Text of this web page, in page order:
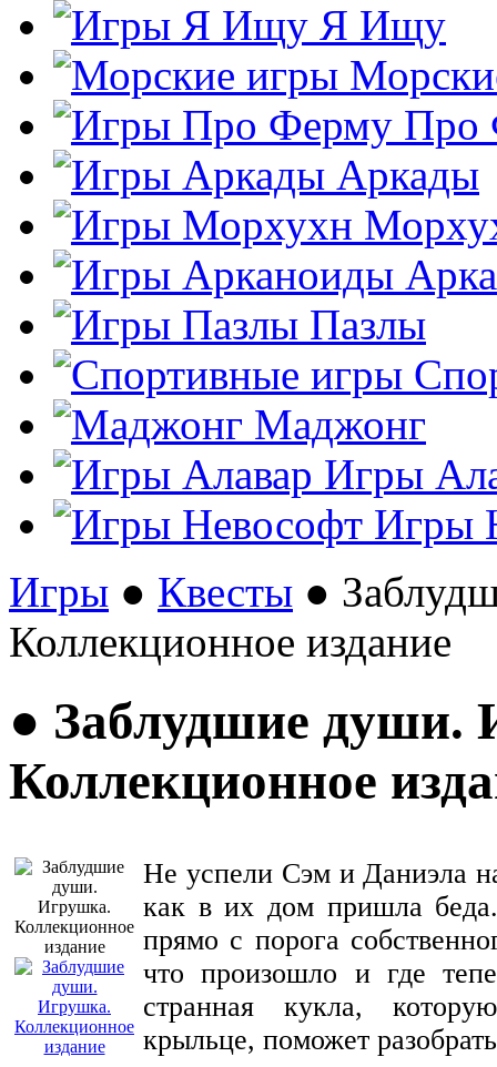
Я Ищу
Про
Аркады
Пазлы
Маджонг
Игры
Игры
Игры ● Квесты ●
Коллекционное издание
● Заблудшие души.
Коллекционное
Не успели Сэм и Даниэла
как в их дом пришла
прямо с порога
что произошло и где
странная кукла,
крыльце, поможет